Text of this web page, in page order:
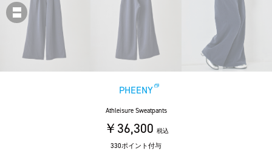
PHEENY
Athleisure Sweatpants
￥36,300 税込
330ポイント付与